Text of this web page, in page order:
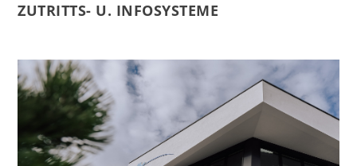
ZUTRITTS- U. INFOSYSTEME